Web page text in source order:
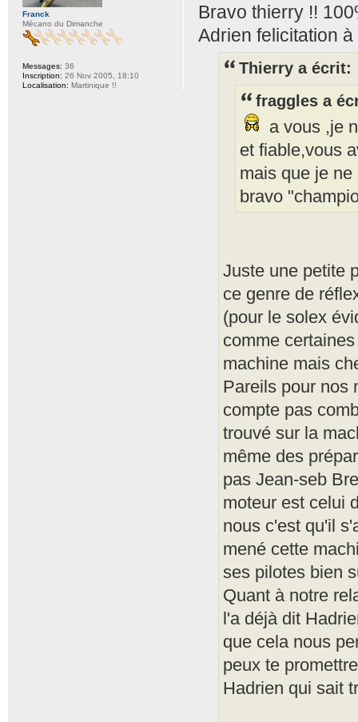
Bravo thierry !!
Adrien felicitation
Thierry a écrit:
fraggles a
a vous ,je
et fiable,vous
mais que je
bravo
Juste une petite
ce genre de
(pour le solex
comme
machine mais
Pareils pour nos
compte pas
trouvé sur la
même des
pas Jean-seb
moteur est celui
nous c'est qu'il
mené cette
ses pilotes bien
Quant à notre
l'a déjà dit
que cela nous
peux te
Hadrien qui sait
Franck
Mécano du Dimanche
Messages: 36
Inscription: 26 Nov 2005, 18:10
Localisation: Martinique !!